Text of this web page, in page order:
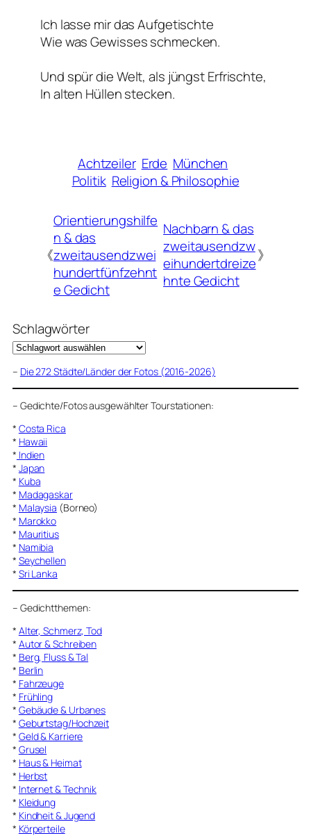
Ich lasse mir das Aufgetischte
Wie was Gewisses schmecken.
Und spür die Welt, als jüngst Erfrischte,
In alten Hüllen stecken.
Achtzeiler Erde München
Politik Religion & Philosophie
《
Orientierungshilfe
n & das
zweitausendzwei
hundertfünfzehnt
e Gedicht
Nachbarn & das
zweitausendzw
eihundertdreize
hnte Gedicht
》
Schlagwörter
– Die 272 Städte/Länder der Fotos (2016-2026)
– Gedichte/Fotos ausgewählter Tourstationen:
* Costa Rica
* Hawaii
* Indien
* Japan
* Kuba
* Madagaskar
* Malaysia (Borneo)
* Marokko
* Mauritius
* Namibia
* Seychellen
* Sri Lanka
– Gedichtthemen:
* Alter, Schmerz, Tod
* Autor & Schreiben
* Berg, Fluss & Tal
* Berlin
* Fahrzeuge
* Frühling
* Gebäude & Urbanes
* Geburtstag/Hochzeit
* Geld & Karriere
* Grusel
* Haus & Heimat
* Herbst
* Internet & Technik
* Kleidung
* Kindheit & Jugend
* Körperteile